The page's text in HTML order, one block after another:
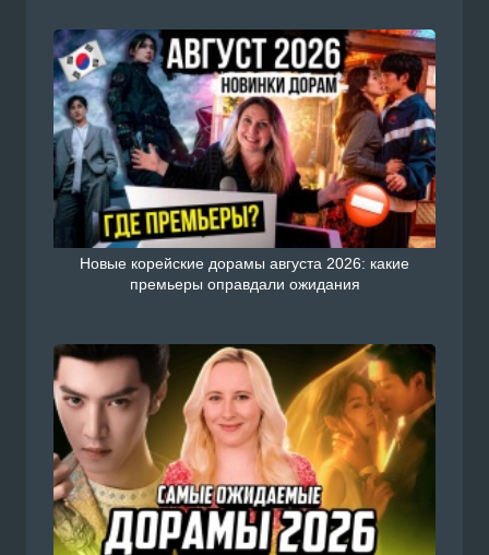
Новые корейские дорамы августа 2026: какие
премьеры оправдали ожидания